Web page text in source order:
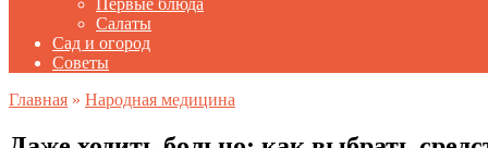
Первые блюда
Салаты
Сад и огород
Советы
Главная » Народная медицина